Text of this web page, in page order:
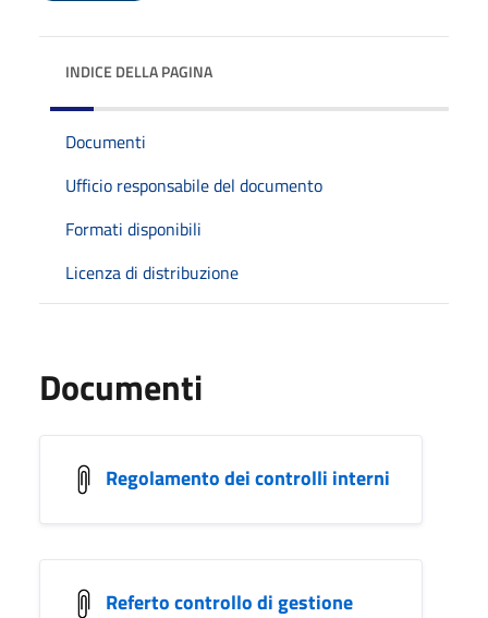
INDICE DELLA PAGINA
Documenti
Ufficio responsabile del documento
Formati disponibili
Licenza di distribuzione
Documenti
Regolamento dei controlli interni
Referto controllo di gestione